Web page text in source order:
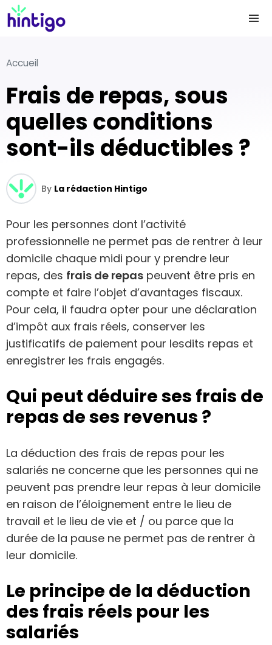
Accueil
Frais de repas, sous
quelles conditions
sont-ils déductibles ?
By La rédaction Hintigo
Pour les personnes dont l’activité
professionnelle ne permet pas de rentrer à leur
domicile chaque midi pour y prendre leur
repas, des frais de repas peuvent être pris en
compte et faire l’objet d’avantages fiscaux.
Pour cela, il faudra opter pour une déclaration
d’impôt aux frais réels, conserver les
justificatifs de paiement pour lesdits repas et
enregistrer les frais engagés.
Qui peut déduire ses frais de
repas de ses revenus ?
La déduction des frais de repas pour les
salariés ne concerne que les personnes qui ne
peuvent pas prendre leur repas à leur domicile
en raison de l’éloignement entre le lieu de
travail et le lieu de vie et / ou parce que la
durée de la pause ne permet pas de rentrer à
leur domicile.
Le principe de la déduction
des frais réels pour les
salariés